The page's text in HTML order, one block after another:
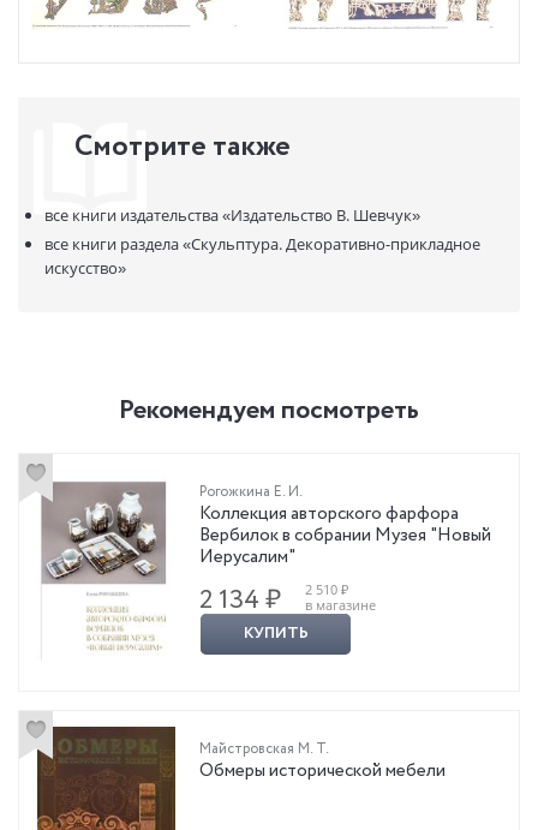
Смотрите также
все книги издательства«Издательство В. Шевчук»
все книги раздела«Скульптура. Декоративно-прикладное
искусство»
Рекомендуем посмотреть
Рогожкина Е. И.
Коллекция авторского фарфора
Вербилок в собрании Музея "Новый
Иерусалим"
2 134 ₽
2 510 ₽
в магазине
КУПИТЬ
Майстровская М. Т.
Обмеры исторической мебели